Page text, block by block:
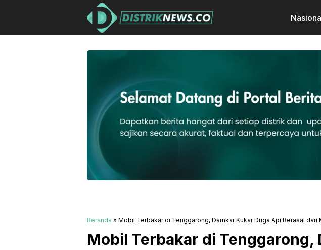
Beranda » Mobil Terbakar di Tenggarong, Damkar Kukar Duga Api Berasal dari
Mobil Terbakar di Tenggarong,